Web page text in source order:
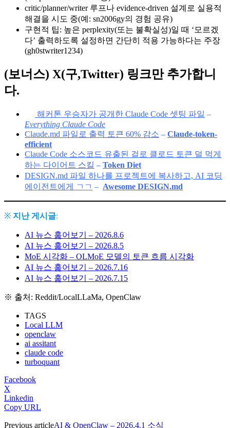
critic/planner/writer 루프나 evidence-driven 설계로 실용적
해결을 시도 중(예: sn2006gy의 경험 공유)
구현적 팁: 높은 perplexity(또는 불확실성)일 때 ‘모르겠
다’ 출력하도록 설정하면 간단히 적용 가능하다는 주장
(gh0stwriter1234)
(보너스) X(구,Twitter) 링크만 추가합니
다.
해커톤 우승자가 공개한 Claude Code 셋팅 파일 –
Everything Claude Code
Claude.md 파일로 출력 토큰 60% 감소 – Claude-token-
efficient
Claude Code 소스코드 유출된 걸로 클로드 토큰 덜 먹게
하는 다이어트 스킬 – Token Diet
DESIGN.md 파일 하나를 프로젝트에 복사하고, AI 코딩
에이전트에게 ㄱㄱ – Awesome DESIGN.md
※ 지난 게시글:
AI 뉴스 훑어보기 – 2026.8.6
AI 뉴스 훑어보기 – 2026.8.5
MoE 시각화 – OLMoE 모델의 토큰 흐름 시각화
AI 뉴스 훑어보기 – 2026.7.16
AI 뉴스 훑어보기 – 2026.7.15
※ 출처: Reddit/LocalLLaMa, OpenClaw
TAGS
Local LLM
openclaw
ai assitant
claude code
turboquant
Facebook
X
Linkedin
Copy URL
Previous articleAI & OpenClaw – 2026.4.1 소식